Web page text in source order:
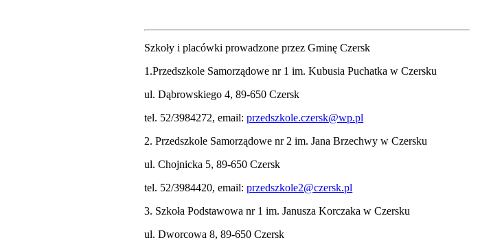
Szkoły i placówki prowadzone przez Gminę Czersk
1.Przedszkole Samorządowe nr 1 im. Kubusia Puchatka w Czersku
ul. Dąbrowskiego 4, 89-650 Czersk
tel. 52/3984272, email:przedszkole.czersk@wp.pl
2. Przedszkole Samorządowe nr 2 im. Jana Brzechwy w Czersku
ul. Chojnicka 5, 89-650 Czersk
tel. 52/3984420, email:przedszkole2@czersk.pl
3. Szkoła Podstawowa nr 1 im. Janusza Korczaka w Czersku
ul. Dworcowa 8, 89-650 Czersk